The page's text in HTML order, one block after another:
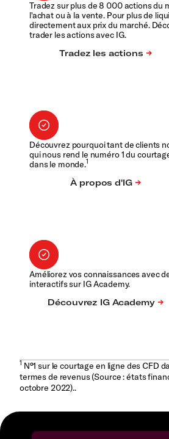
Tradez sur plus de 8 000 actions du
l'achat ou à la vente. Pour plus de
directement aux prix du marché.
trader les actions avec IG.
Découvrez pourquoi tant de clients
qui nous rend le numéro 1 du
dans le monde.1
Améliorez vos connaissances avec
interactifs sur IG Academy.
1N°1 sur le courtage en ligne des CFD
termes de revenus (Source : états
octobre 2022)..